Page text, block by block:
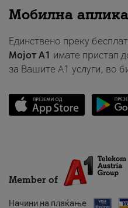
Мобилна
Единствено преку
Мојот A1 имате пристап
за Вашите A1 услуги, во
Member of
Начини на плаќање